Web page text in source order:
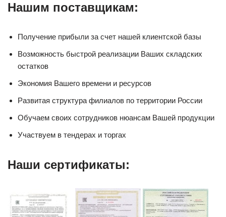
Нашим поставщикам:
Получение прибыли за счет нашей клиентской базы
Возможность быстрой реализации Ваших складских
остатков
Экономия Вашего времени и ресурсов
Развитая структура филиалов по территории России
Обучаем своих сотрудников нюансам Вашей продукции
Участвуем в тендерах и торгах
Наши сертификаты: